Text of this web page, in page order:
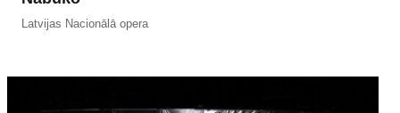
Latvijas Nacionālā opera